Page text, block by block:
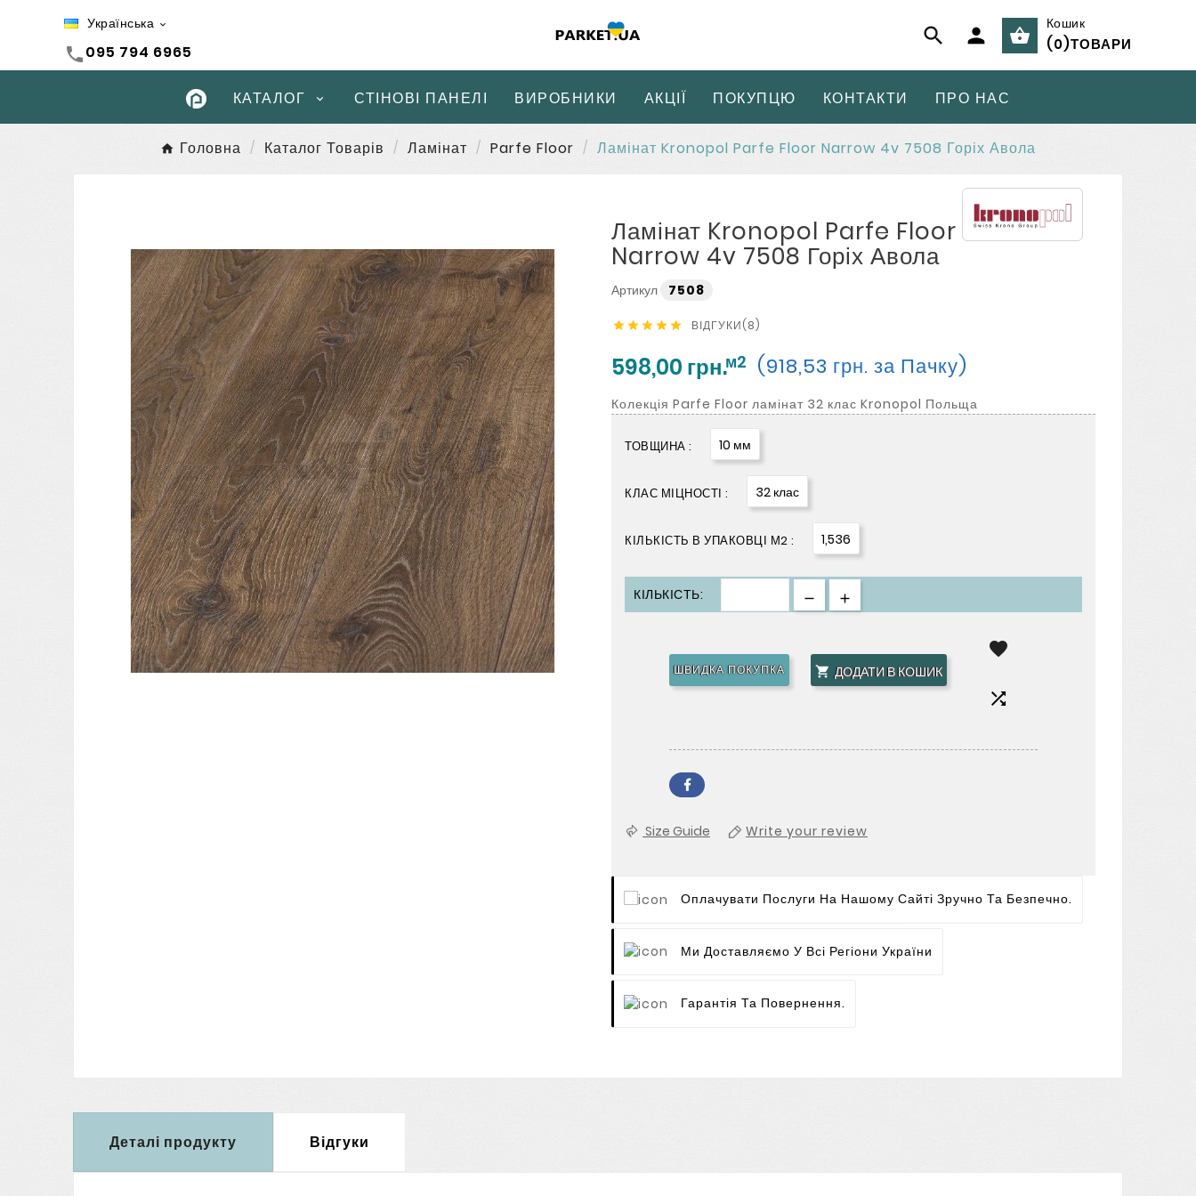
Українська 
call095 794 6965
  
Кошик
(0)ТОВАРИ
КАТАЛОГ СТІНОВІ ПАНЕЛІ ВИРОБНИКИ АКЦІЇ ПОКУПЦЮ КОНТАКТИ ПРО НАС
Головна Каталог Товарів Ламінат Parfe Floor Ламінат Kronopol Parfe Floor Narrow 4v 7508 Горіх Авола
Ламінат Kronopol Parfe Floor
Narrow 4v 7508 Горіх Авола
Артикул 7508
     ВІДГУКИ(8)
598,00 грн.м2 (918,53 грн. за Пачку)
Колекція Parfe Floor ламінат 32 клас Kronopol Польща
ТОВЩИНА : 10 мм
КЛАС МІЦНОСТІ : 32 клас
КІЛЬКІСТЬ В УПАКОВЦІ М2 : 1,536
КІЛЬКІСТЬ:
 ДОДАТИ В КОШИК
ШВИДКА ПОКУПКА


Size Guide Write your review
Оплачувати Послуги На Нашому Сайті Зручно Та Безпечно.
Ми Доставляємо У Всі Регіони України
Гарантія Та Повернення.
Деталі продукту Відгуки